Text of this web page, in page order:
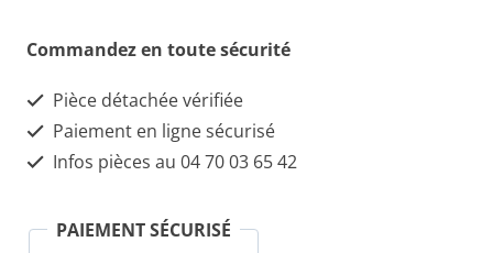
Pompe
ALFA
ROMÉO
Commandez en toute sécurité
Pièce détachée vérifiée
Paiement en ligne sécurisé
Infos pièces au 04 70 03 65 42
PAIEMENT SÉCURISÉ